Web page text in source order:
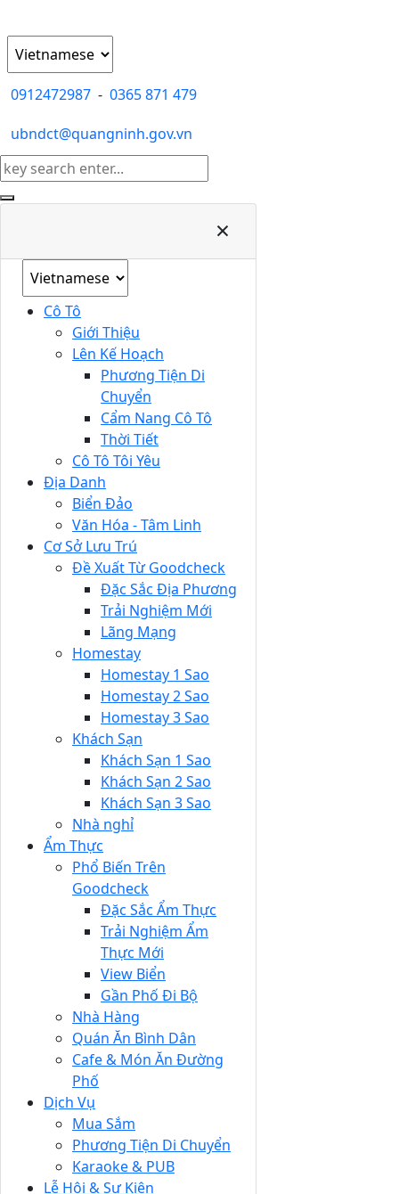
0912472987 - 0365 871 479
ubndct@quangninh.gov.vn
×
Cô Tô
Giới Thiệu
Lên Kế Hoạch
Phương Tiện Di
Chuyển
Cẩm Nang Cô Tô
Thời Tiết
Cô Tô Tôi Yêu
Địa Danh
Biển Đảo
Văn Hóa - Tâm Linh
Cơ Sở Lưu Trú
Đề Xuất Từ Goodcheck
Đặc Sắc Địa Phương
Trải Nghiệm Mới
Lãng Mạng
Homestay
Homestay 1 Sao
Homestay 2 Sao
Homestay 3 Sao
Khách Sạn
Khách Sạn 1 Sao
Khách Sạn 2 Sao
Khách Sạn 3 Sao
Nhà nghỉ
Ẩm Thực
Phổ Biến Trên
Goodcheck
Đặc Sắc Ẩm Thực
Trải Nghiệm Ẩm
Thực Mới
View Biển
Gần Phố Đi Bộ
Nhà Hàng
Quán Ăn Bình Dân
Cafe & Món Ăn Đường
Phố
Dịch Vụ
Mua Sắm
Phương Tiện Di Chuyển
Karaoke & PUB
Lễ Hội & Sự Kiện